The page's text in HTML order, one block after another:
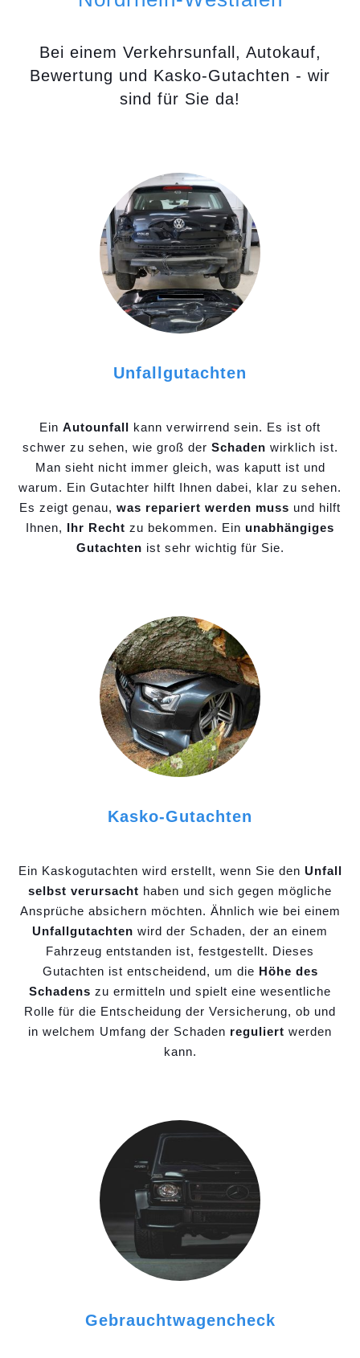
Bei einem Verkehrsunfall, Autokauf,
Bewertung und Kasko-Gutachten - wir
sind für Sie da!
Unfallgutachten
Ein Autounfall kann verwirrend sein. Es ist oft
schwer zu sehen, wie groß der Schaden wirklich ist.
Man sieht nicht immer gleich, was kaputt ist und
warum. Ein Gutachter hilft Ihnen dabei, klar zu sehen.
Es zeigt genau, was repariert werden muss und hilft
Ihnen, Ihr Recht zu bekommen. Ein unabhängiges
Gutachten ist sehr wichtig für Sie.
Kasko-Gutachten
Ein Kaskogutachten wird erstellt, wenn Sie den Unfall
selbst verursacht haben und sich gegen mögliche
Ansprüche absichern möchten. Ähnlich wie bei einem
Unfallgutachten wird der Schaden, der an einem
Fahrzeug entstanden ist, festgestellt. Dieses
Gutachten ist entscheidend, um die Höhe des
Schadens zu ermitteln und spielt eine wesentliche
Rolle für die Entscheidung der Versicherung, ob und
in welchem Umfang der Schaden reguliert werden
kann.
Gebrauchtwagencheck